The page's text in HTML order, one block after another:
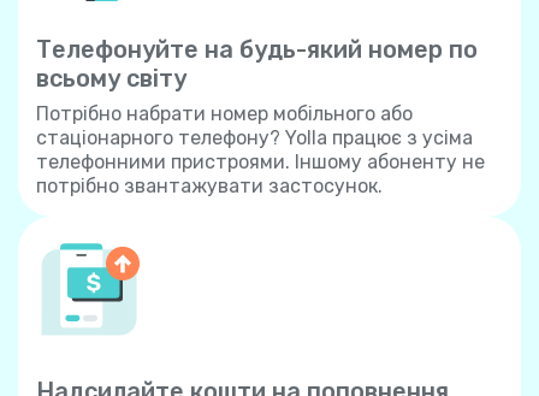
Телефонуйте на будь-який номер по
всьому світу
Потрібно набрати номер мобільного або
стаціонарного телефону? Yolla працює з усіма
телефонними пристроями. Іншому абоненту не
потрібно звантажувати застосунок.